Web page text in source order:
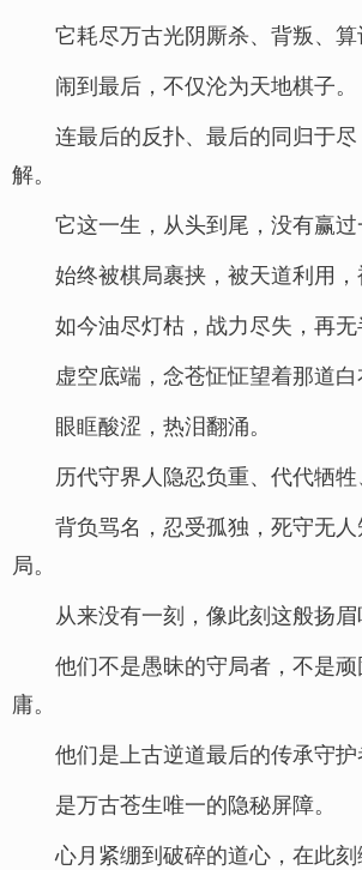
它耗尽万古光阴厮杀、背叛、算
闹到最后，不仅沦为天地棋子。
连最后的反扑、最后的同归于
解。
它这一生，从头到尾，没有赢过
始终被棋局裹挟，被天道利用，
如今油尽灯枯，战力尽失，再无
虚空底端，念苍怔怔望着那道白
眼眶酸涩，热泪翻涌。
历代守界人隐忍负重、代代牺牲
背负骂名，忍受孤独，死守无
局。
从来没有一刻，像此刻这般扬眉
他们不是愚昧的守局者，不是
庸。
他们是上古逆道最后的传承守护
是万古苍生唯一的隐秘屏障。
心月紧绷到破碎的道心，在此刻